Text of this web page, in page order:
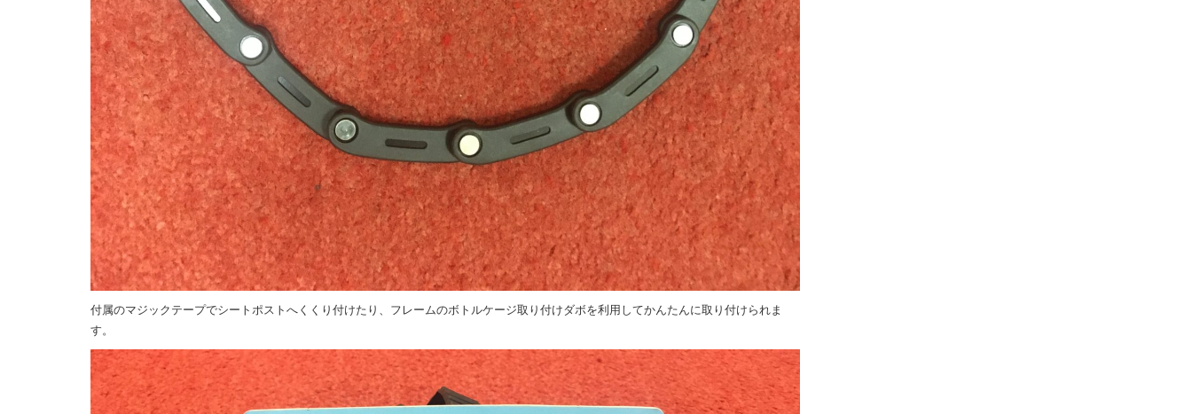
付属のマジックテープでシートポストへくくり付けたり、フレームのボトルケージ取り付けダボを利用してかんたんに取り付けられま
す。